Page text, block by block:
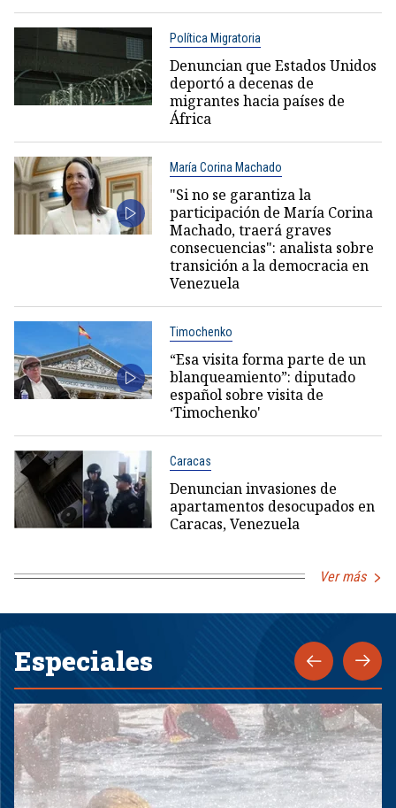
Política Migratoria
Denuncian que Estados Unidos
deportó a decenas de
migrantes hacia países de
África
María Corina Machado
"Si no se garantiza la
participación de María Corina
Machado, traerá graves
consecuencias": analista sobre
transición a la democracia en
Venezuela
Timochenko
“Esa visita forma parte de un
blanqueamiento”: diputado
español sobre visita de
‘Timochenko'
Caracas
Denuncian invasiones de
apartamentos desocupados en
Caracas, Venezuela
Ver más
Especiales